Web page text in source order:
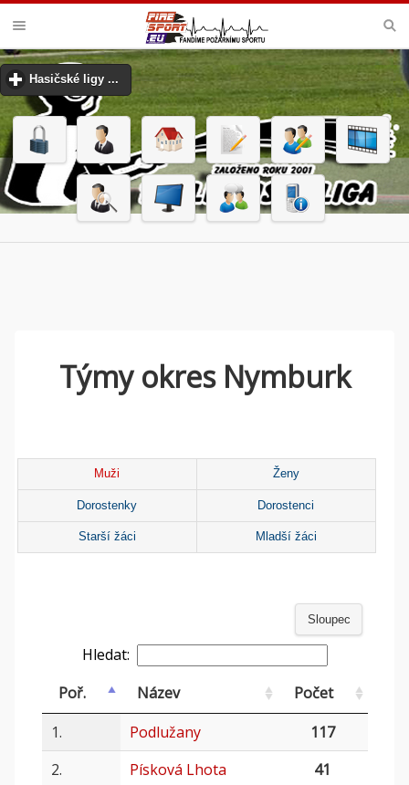
PODLIPANSKÁ LIGA
Hasičské ligy ... click to expand contents
Týmy okres Nymburk
Muži Ženy
Dorostenky Dorostenci
Starší žáci Mladší žáci
Sloupec
Hledat:
Poř.
Název
Počet
1.
Podlužany
117
2.
Písková Lhota
41